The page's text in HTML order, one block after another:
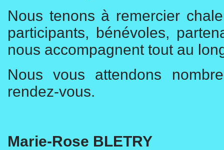
Nous tenons à remercier
participants, bénévoles,
nous accompagnent tout au
Nous vous attendons
rendez-vous.
Marie-Rose BLETRY